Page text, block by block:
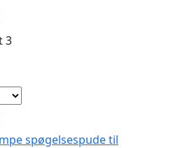
3
spøgelsespude til